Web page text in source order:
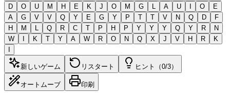
D
O U M H E K J O M G L A U I O
E
A
G V V Q Y E G Y P T T V N Q D
F
H
M L Q R C T P H P Y Y Y Q Y R
N
W
I K T Y A W R O N Q X J V H R
K
I
新しいゲーム リスタート ヒント（0/3）
オートムーブ 印刷